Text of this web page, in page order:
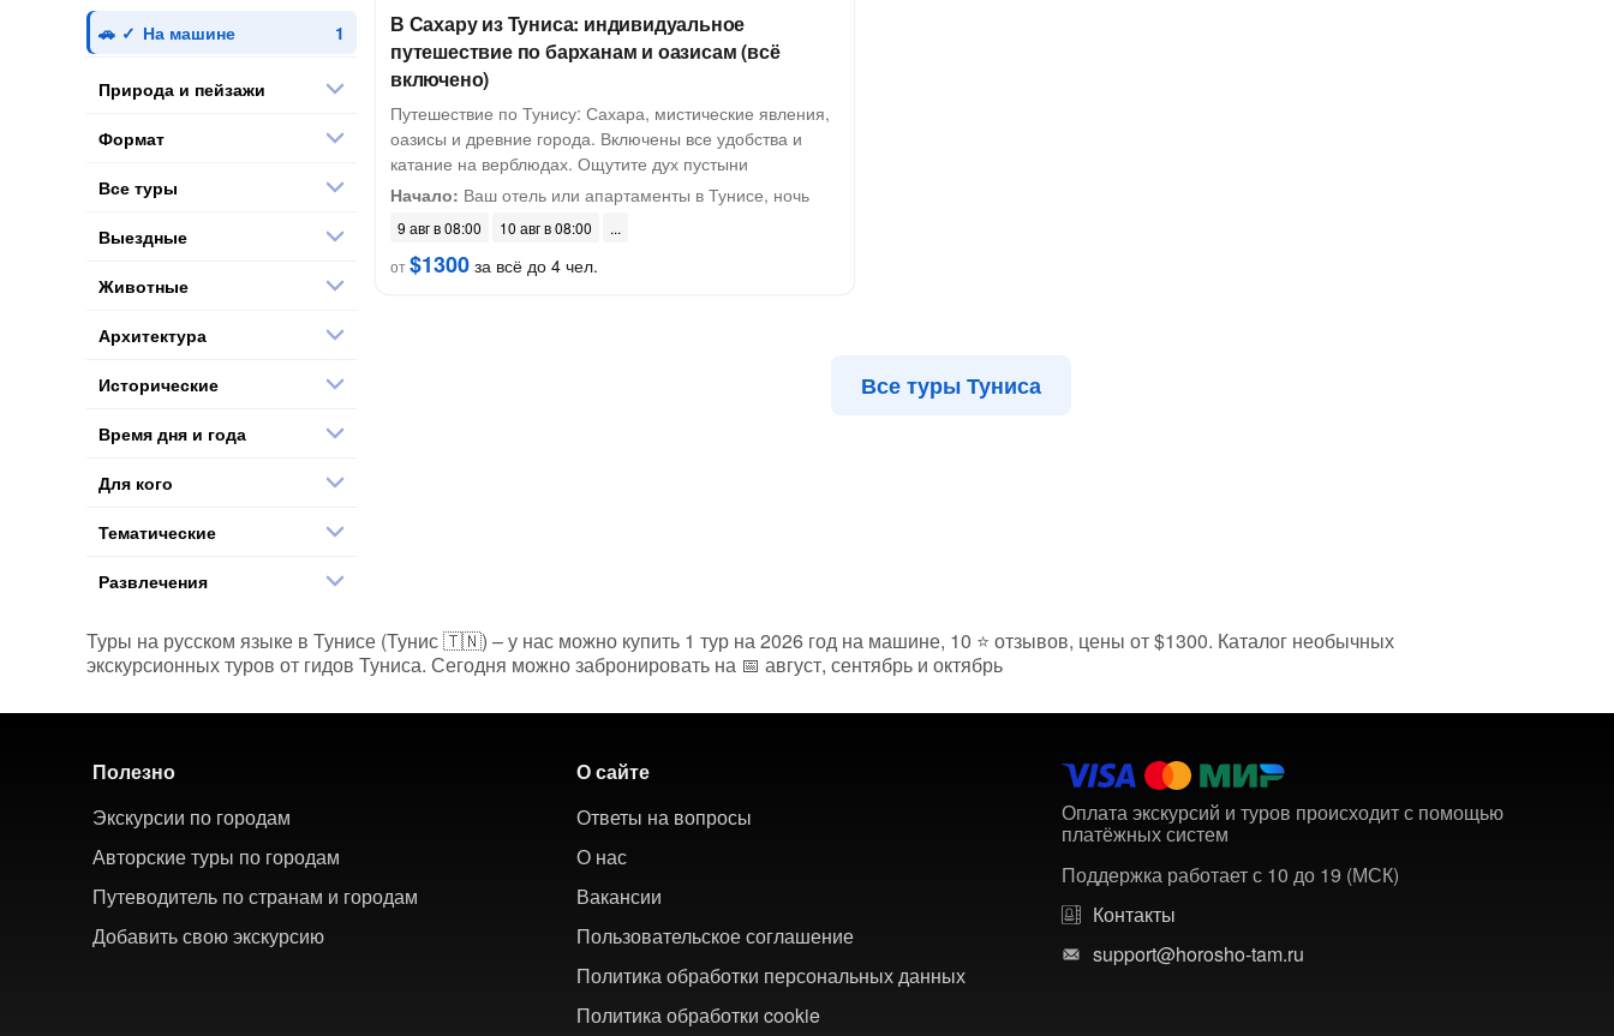
В Сахару из Туниса: индивидуальное
путешествие по барханам и оазисам (всё
включено)
Путешествие по Тунису: Сахара, мистические явления,
оазисы и древние города. Включены все удобства и
катание на верблюдах. Ощутите дух пустыни
Начало: Ваш отель или апартаменты в Тунисе, ночь
9 авг в 08:00
10 авг в 08:00
от$1300 за всё до 4 чел.
Все туры Туниса
На машине
Природа и пейзажи
Формат
Все туры
Выездные
Животные
Архитектура
Исторические
Время дня и года
Для кого
Тематические
Развлечения
Туры на русском языке в Тунисе (Тунис 🇹🇳) – у нас можно купить 1 тур на 2026 год на машине, 10 ⭐ отзывов, цены от $1300. Каталог необычных
экскурсионных туров от гидов Туниса. Сегодня можно забронировать на 📅 август, сентябрь и октябрь
Полезно
Экскурсии по городам
Авторские туры по городам
Путеводитель по странам и городам
Добавить свою экскурсию
О сайте
Ответы на вопросы
О нас
Вакансии
Пользовательское соглашение
Политика обработки персональных данных
Политика обработки cookie
Оплата экскурсий и туров происходит с помощью
платёжных систем
Поддержка работает с 10 до 19 (МСК)
Контакты
support@horosho-tam.ru